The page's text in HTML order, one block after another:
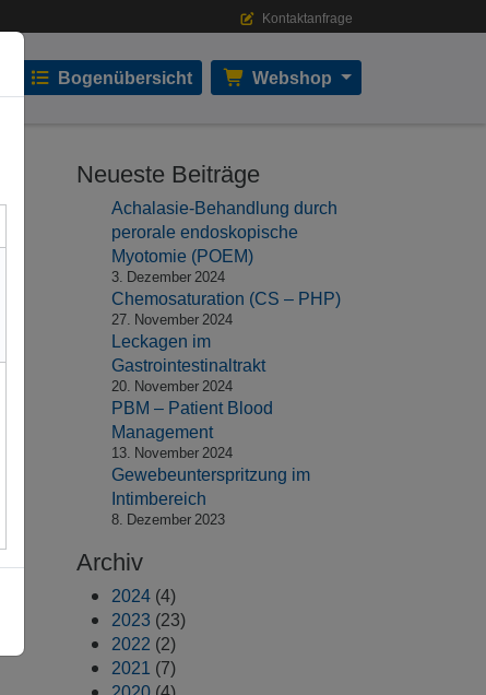
Kontaktanfrage
Bogenübersicht Webshop
Neueste Beiträge
Achalasie-Behandlung durch
perorale endoskopische
Myotomie (POEM)
3. Dezember 2024
Chemosaturation (CS – PHP)
27. November 2024
Leckagen im
Gastrointestinaltrakt
20. November 2024
PBM – Patient Blood
Management
13. November 2024
Gewebeunterspritzung im
Intimbereich
8. Dezember 2023
Archiv
2024 (4)
2023 (23)
2022 (2)
2021 (7)